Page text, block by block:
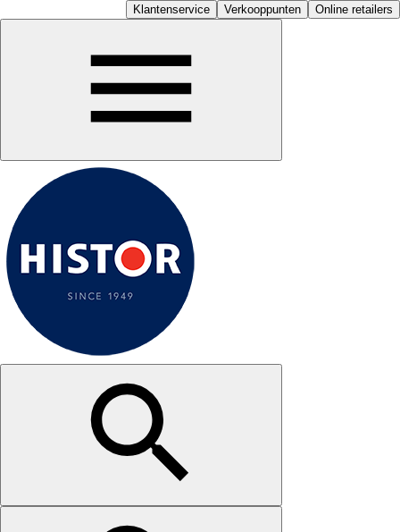
Klantenservice Verkooppunten Online retailers